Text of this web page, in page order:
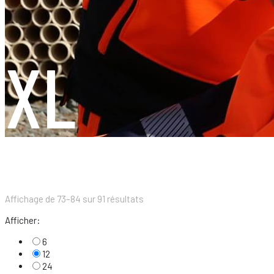
XL
Affichage de 73–84 sur 91 résultats
Afficher:
6
12
24